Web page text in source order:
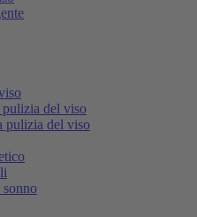
pulizia del viso
pulizia del viso
sonno